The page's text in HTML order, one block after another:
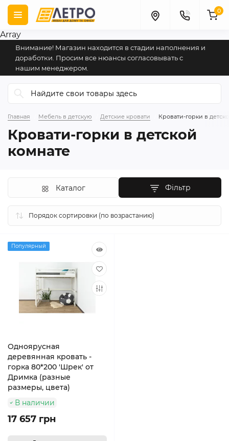
Array
Внимание! Магазин находится в стадии наполнения и
доработки. Просим все нюансы согласовывать с
нашим менеджером.
0
Главная Мебель в детскую Детские кровати Кровати-горки в
Кровати-горки в детской
комнате
Фільтр
Каталог
Популярный
Одноярусная
деревянная кровать -
горка 80*200 'Шрек' от
Дримка (разные
размеры, цвета)
В наличии
17 657 грн